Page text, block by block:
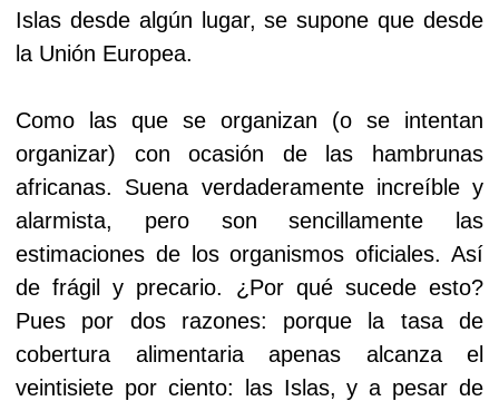
Islas desde algún lugar, se supone que desde
la Unión Europea.
Como las que se organizan (o se intentan
organizar) con ocasión de las hambrunas
africanas. Suena verdaderamente increíble y
alarmista, pero son sencillamente las
estimaciones de los organismos oficiales. Así
de frágil y precario. ¿Por qué sucede esto?
Pues por dos razones: porque la tasa de
cobertura alimentaria apenas alcanza el
veintisiete por ciento: las Islas, y a pesar de